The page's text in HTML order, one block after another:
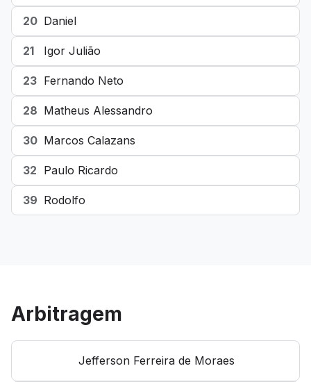
20 Daniel
21 Igor Julião
23 Fernando Neto
28 Matheus Alessandro
30 Marcos Calazans
32 Paulo Ricardo
39 Rodolfo
Arbitragem
Jefferson Ferreira de Moraes